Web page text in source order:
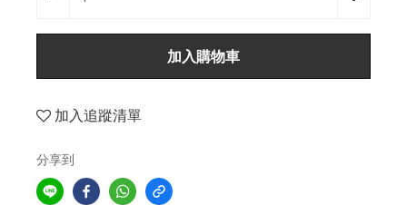
加入購物車
加入追蹤清單
分享到